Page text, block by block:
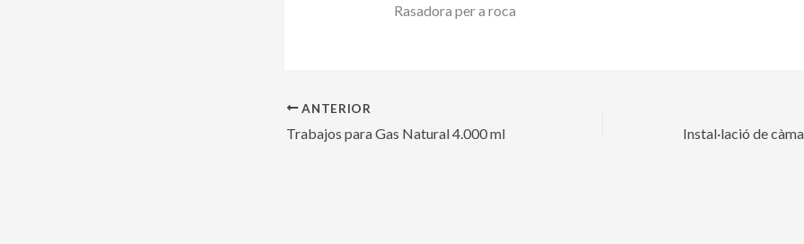
Rasadora per a roca
ANTERIOR
Trabajos para Gas Natural 4.000 ml